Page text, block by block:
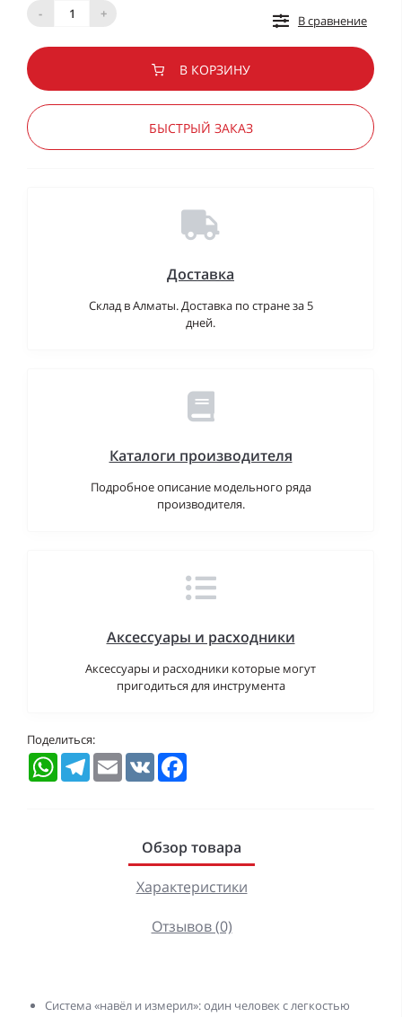
-
+
В сравнение
В КОРЗИНУ
БЫСТРЫЙ ЗАКАЗ
Доставка
Склад в Алматы. Доставка по стране за 5
дней.
Каталоги производителя
Подробное описание модельного ряда
производителя.
Аксессуары и расходники
Аксессуары и расходники которые могут
пригодиться для инструмента
Поделиться:
WhatsAppTelegramEmail VK
Обзор товара
Характеристики
Отзывов (0)
Система «навёл и измерил»: один человек с легкостью